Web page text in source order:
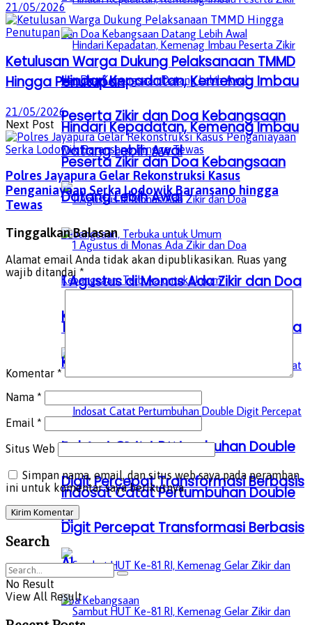
Hindari Kepadatan, Kemenag Imbau
Peserta Zikir dan Doa Kebangsaan
Datang Lebih Awal
1 Agustus di Monas Ada Zikir dan Doa
Kebangsaan, Terbuka untuk Umum
Indosat Catat Pertumbuhan Double
Digit Percepat Transformasi Berbasis
AI
Hindari Kepadatan, Kemenag Imbau
Peserta Zikir dan Doa Kebangsaan
Datang Lebih Awal
1 Agustus di Monas Ada Zikir dan Doa
Kebangsaan, Terbuka untuk Umum
Indosat Catat Pertumbuhan Double
Digit Percepat Transformasi Berbasis
AI
21/05/2026
Ketulusan Warga Dukung Pelaksanaan TMMD
Hingga Penutupan
21/05/2026
Next Post
Polres Jayapura Gelar Rekonstruksi Kasus
Penganiayaan Serka Lodowik Baransano hingga
Tewas
Tinggalkan Balasan
Alamat email Anda tidak akan dipublikasikan. Ruas yang
wajib ditandai *
Komentar *
Nama *
Email *
Situs Web
Simpan nama, email, dan situs web saya pada peramban
ini untuk komentar saya berikutnya.
Search
No Result
View All Result